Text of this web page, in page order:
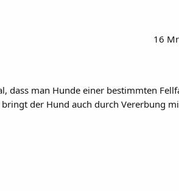
16
dass man Hunde einer bestimmten
der Hund auch durch Vererbung